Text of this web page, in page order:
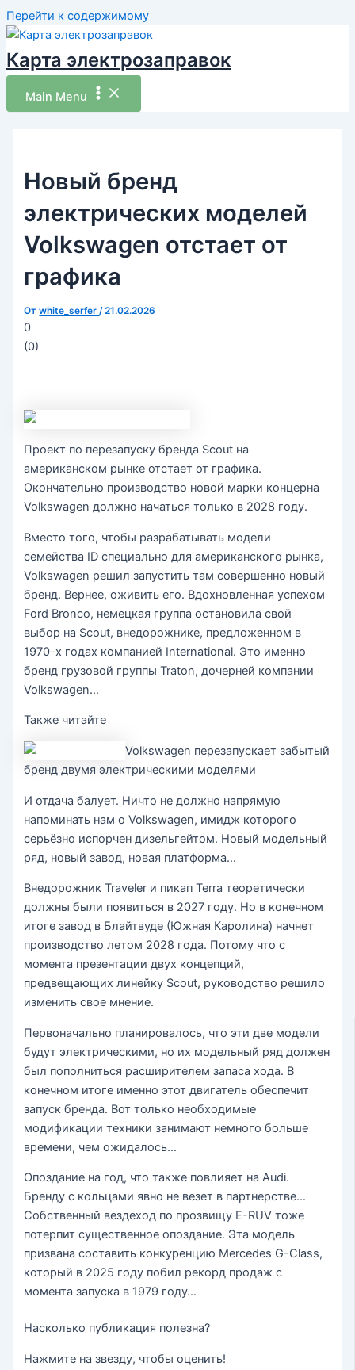
Перейти к содержимому
Карта электрозаправок
Main Menu
Новый бренд
электрических моделей
Volkswagen отстает от
графика
Отwhite_serfer/21.02.2026
0
(0)
Проект по перезапуску бренда Scout на
американском рынке отстает от графика.
Окончательно производство новой марки концерна
Volkswagen должно начаться только в 2028 году.
Вместо того, чтобы разрабатывать модели
семейства ID специально для американского рынка,
Volkswagen решил запустить там совершенно новый
бренд. Вернее, оживить его. Вдохновленная успехом
Ford Bronco, немецкая группа остановила свой
выбор на Scout, внедорожнике, предложенном в
1970-х годах компанией International. Это именно
бренд грузовой группы Traton, дочерней компании
Volkswagen…
Также читайте
Volkswagen перезапускает забытый
бренд двумя электрическими моделями
И отдача балует. Ничто не должно напрямую
напоминать нам о Volkswagen, имидж которого
серьёзно испорчен дизельгейтом. Новый модельный
ряд, новый завод, новая платформа…
Внедорожник Traveler и пикап Terra теоретически
должны были появиться в 2027 году. Но в конечном
итоге завод в Блайтвуде (Южная Каролина) начнет
производство летом 2028 года. Потому что с
момента презентации двух концепций,
предвещающих линейку Scout, руководство решило
изменить свое мнение.
Первоначально планировалось, что эти две модели
будут электрическими, но их модельный ряд должен
был пополниться расширителем запаса хода. В
конечном итоге именно этот двигатель обеспечит
запуск бренда. Вот только необходимые
модификации техники занимают немного больше
времени, чем ожидалось…
Опоздание на год, что также повлияет на Audi.
Бренду с кольцами явно не везет в партнерстве…
Собственный вездеход по прозвищу E-RUV тоже
потерпит существенное опоздание. Эта модель
призвана составить конкуренцию Mercedes G-Class,
который в 2025 году побил рекорд продаж с
момента запуска в 1979 году…
Насколько публикация полезна?
Нажмите на звезду, чтобы оценить!